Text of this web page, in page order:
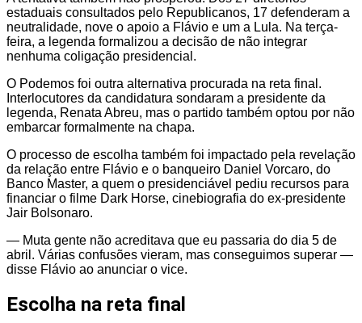
estaduais consultados pelo Republicanos, 17 defenderam a
neutralidade, nove o apoio a Flávio e um a Lula. Na terça-
feira, a legenda formalizou a decisão de não integrar
nenhuma coligação presidencial.
O Podemos foi outra alternativa procurada na reta final.
Interlocutores da candidatura sondaram a presidente da
legenda, Renata Abreu, mas o partido também optou por não
embarcar formalmente na chapa.
O processo de escolha também foi impactado pela revelação
da relação entre Flávio e o banqueiro Daniel Vorcaro, do
Banco Master, a quem o presidenciável pediu recursos para
financiar o filme Dark Horse, cinebiografia do ex-presidente
Jair Bolsonaro.
— Muta gente não acreditava que eu passaria do dia 5 de
abril. Várias confusões vieram, mas conseguimos superar —
disse Flávio ao anunciar o vice.
Escolha na reta final